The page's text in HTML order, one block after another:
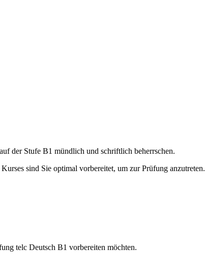
der Stufe B1 mündlich und schriftlich beherrschen.
sind Sie optimal vorbereitet, um zur Prüfung anzutreten.
telc Deutsch B1 vorbereiten möchten.